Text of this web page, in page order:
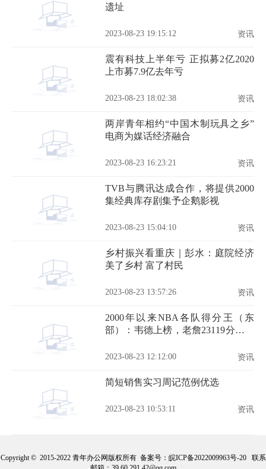
遗址
2023-08-23 19:15:12 资讯
震有科技上半年亏 正拟募2亿2020
上市募7.9亿去年亏
2023-08-23 18:02:38 资讯
两岸青年相约“中国木制玩具之乡”
电商为媒话经济融合
2023-08-23 16:23:21 资讯
TVB与腾讯达成合作，将提供2000
集经典库存剧集予企鹅影视
2023-08-23 15:04:10 资讯
乡村振兴看重庆｜彭水：庭院经济
美了乡村 富了村民
2023-08-23 13:57:26 资讯
2000年以来NBA各队得分王（东
部）：韦德上榜，老詹23119分排第
2023-08-23 12:12:00 资讯
简短销售实习周记范例优选
2023-08-23 10:53:11 资讯
Copyright © 2015-2022 青年办公网版权所有 备案号： 皖ICP备2022009963号-20联系